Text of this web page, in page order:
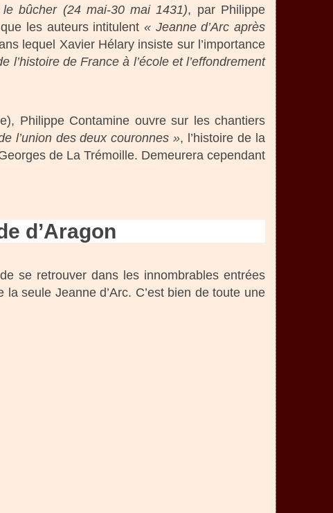
bûcher (24 mai-30 mai 1431), par Philippe
les auteurs intitulent « Jeanne d’Arc après
lequel Xavier Hélary insiste sur l’importance
l’histoire de France à l’école et l’effondrement
Philippe Contamine ouvre sur les chantiers
l’union des deux couronnes », l’histoire de la
de La Trémoille. Demeurera cependant
d’Aragon
se retrouver dans les innombrables entrées
seule Jeanne d’Arc. C’est bien de toute une